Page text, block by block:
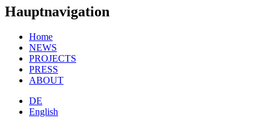
Hauptnavigation
Home
NEWS
PROJECTS
PRESS
ABOUT
DE
English